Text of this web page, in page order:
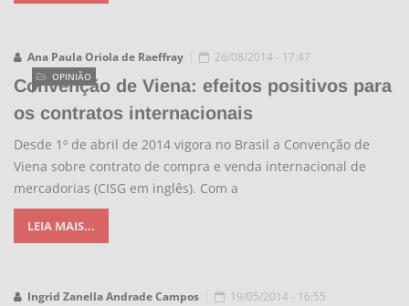
Ana Paula Oriola de Raeffray
OPINIÃO
26/08/2014 - 17:47
Convenção de Viena: efeitos positivos para
os contratos internacionais
Desde 1º de abril de 2014 vigora no Brasil a Convenção de
Viena sobre contrato de compra e venda internacional de
mercadorias (CISG em inglês). Com a
LEIA MAIS...
Ingrid Zanella Andrade Campos 19/05/2014 - 16:55